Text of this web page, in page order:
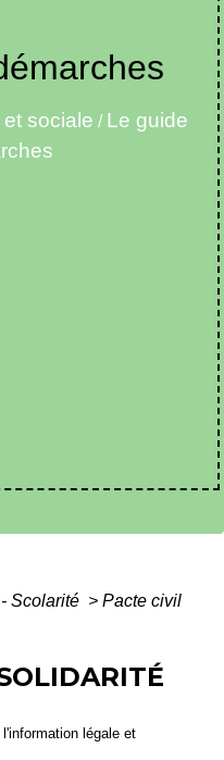
sociale / Le guide
Scolarité > Pacte civil
légale et